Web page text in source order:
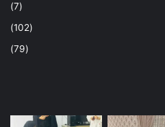
(7)
(102)
(79)